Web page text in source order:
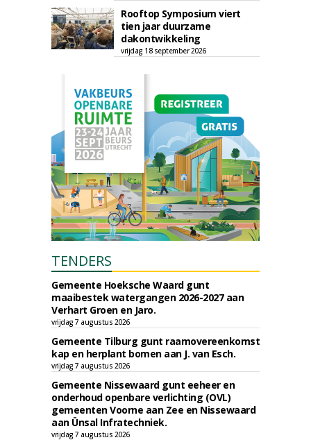
Rooftop Symposium viert
tien jaar duurzame
dakontwikkeling
vrijdag 18 september 2026
TENDERS
Gemeente Hoeksche Waard gunt
maaibestek watergangen 2026-2027 aan
Verhart Groen en Jaro.
vrijdag 7 augustus 2026
Gemeente Tilburg gunt raamovereenkomst
kap en herplant bomen aan J. van Esch.
vrijdag 7 augustus 2026
Gemeente Nissewaard gunt eeheer en
onderhoud openbare verlichting (OVL)
gemeenten Voorne aan Zee en Nissewaard
aan Ünsal Infratechniek.
vrijdag 7 augustus 2026